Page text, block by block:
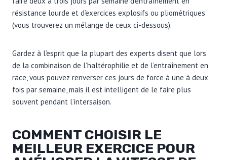
résistance lourde et d’exercices explosifs ou pliométriques
(vous trouverez un mélange de ceux ci-dessous).
Gardez à l’esprit que la plupart des experts disent que lors
de la combinaison de l’haltérophilie et de l’entraînement en
race, vous pouvez renverser ces jours de force à une à deux
fois par semaine, mais il est intelligent de le faire plus
souvent pendant l’intersaison.
COMMENT CHOISIR LE
MEILLEUR EXERCICE POUR